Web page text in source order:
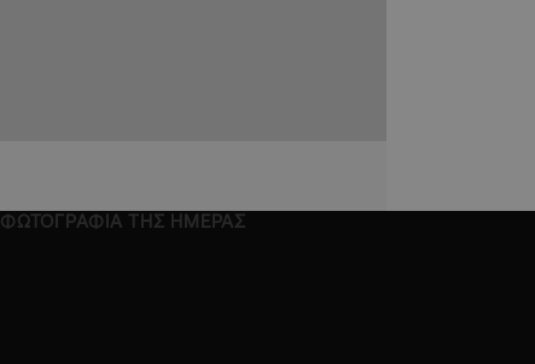
ΦΩΤΟΓΡΑΦΙΑ ΤΗΣ ΗΜΕΡΑΣ